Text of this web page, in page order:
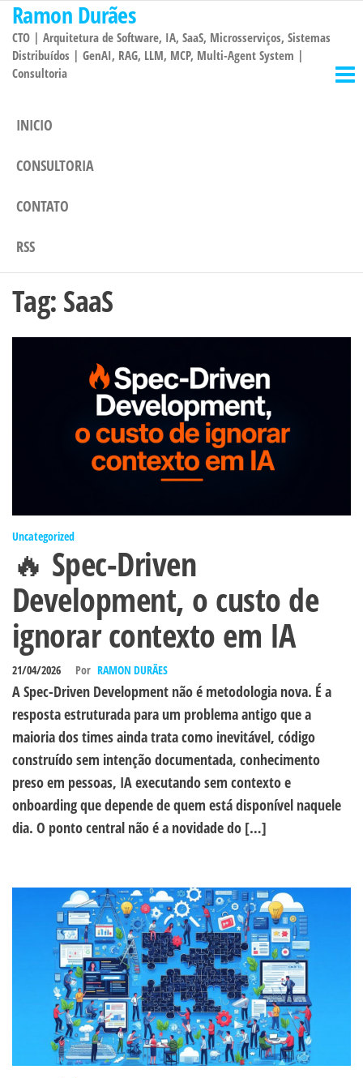
Pular
para
conteúdo
Ramon Durães
CTO | Arquitetura de Software, IA, SaaS, Microsserviços, Sistemas
Distribuídos | GenAI, RAG, LLM, MCP, Multi-Agent System |
Consultoria
INICIO
CONSULTORIA
CONTATO
RSS
Tag: SaaS
Uncategorized
🔥 Spec-Driven
Development, o custo de
ignorar contexto em IA
21/04/2026 Por RAMON DURÃES
A Spec-Driven Development não é metodologia nova. É a
resposta estruturada para um problema antigo que a
maioria dos times ainda trata como inevitável, código
construído sem intenção documentada, conhecimento
preso em pessoas, IA executando sem contexto e
onboarding que depende de quem está disponível naquele
dia. O ponto central não é a novidade do […]